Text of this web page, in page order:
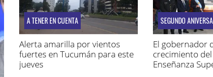
A TENER EN CUENTA
Alerta amarilla por vientos
fuertes en Tucumán para este
jueves
SEGUNDO
El gobernador
crecimiento
Enseñanza